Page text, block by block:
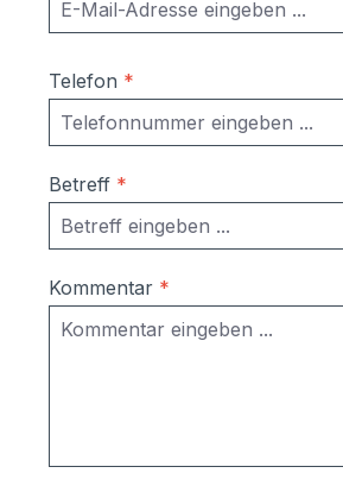
Telefon *
Betreff *
Kommentar *